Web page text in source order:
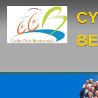
Panneau de gestion